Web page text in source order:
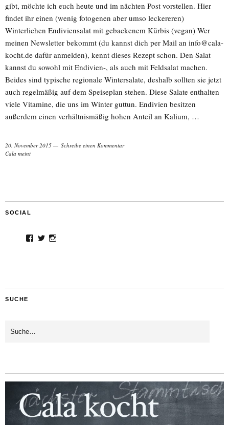
gibt, möchte ich euch heute und im nächten Post vorstellen. Hier
findet ihr einen (wenig fotogenen aber umso leckereren)
Winterlichen Endiviensalat mit gebackenem Kürbis (vegan) Wer
meinen Newsletter bekommt (du kannst dich per Mail an info@cala-
kocht.de dafür anmelden), kennt dieses Rezept schon. Den Salat
kannst du sowohl mit Endivien-, als auch mit Feldsalat machen.
Beides sind typische regionale Wintersalate, deshalb sollten sie jetzt
auch regelmäßig auf dem Speiseplan stehen. Diese Salate enthalten
viele Vitamine, die uns im Winter guttun. Endivien besitzen
außerdem einen verhältnismäßig hohen Anteil an Kalium, …
20. November 2015
Schreibe einen Kommentar
Cala meint
SOCIAL
Facebook
Twitter
SUCHE